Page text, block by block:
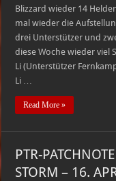
Blizzard wieder 14
mal wieder die
drei Unterstützer und
diese Woche wieder viel
Li (Unterstützer
Li …
Read More »
PTR-
STORM – 16.